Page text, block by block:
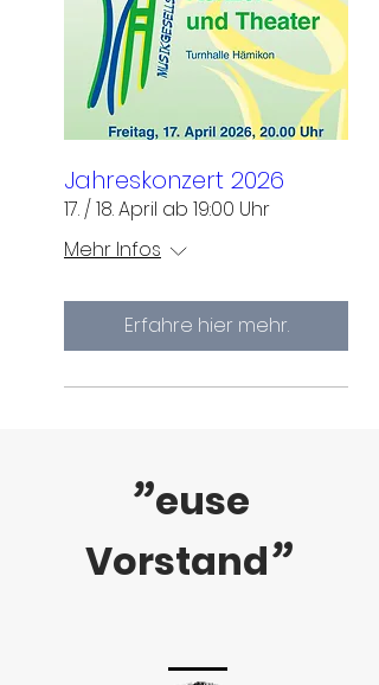
bereitet. freude.“ Wir gratulieren dir
zu dieser ho
Jahreskonzert 2026
17. / 18. April ab 19:00 Uhr
Mehr Infos
Erfahre hier mehr.
”euse
Vorstand”